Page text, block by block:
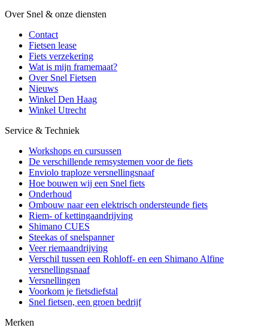
Over Snel & onze diensten
Contact
Fietsen lease
Fiets verzekering
Wat is mijn framemaat?
Over Snel Fietsen
Nieuws
Winkel Den Haag
Winkel Utrecht
Service & Techniek
Workshops en cursussen
De verschillende remsystemen voor de fiets
Enviolo traploze versnellingsnaaf
Hoe bouwen wij een Snel fiets
Onderhoud
Ombouw naar een elektrisch ondersteunde fiets
Riem- of kettingaandrijving
Shimano CUES
Steekas of snelspanner
Veer riemaandrijving
Verschil tussen een Rohloff- en een Shimano Alfine
versnellingsnaaf
Versnellingen
Voorkom je fietsdiefstal
Snel fietsen, een groen bedrijf
Merken